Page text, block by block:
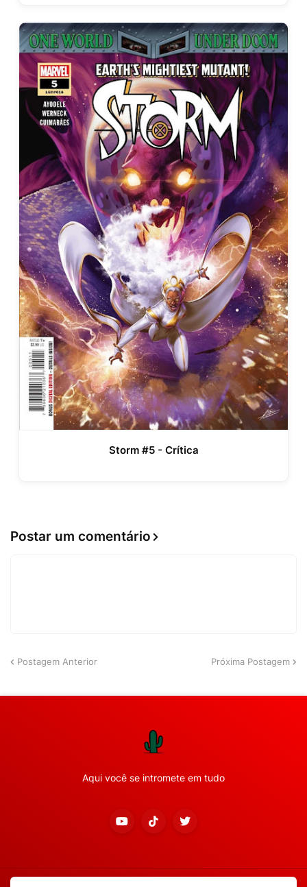
Storm #5 - Crítica
Postar um comentário
Postagem Anterior Próxima Postagem
Aqui você se intromete em tudo